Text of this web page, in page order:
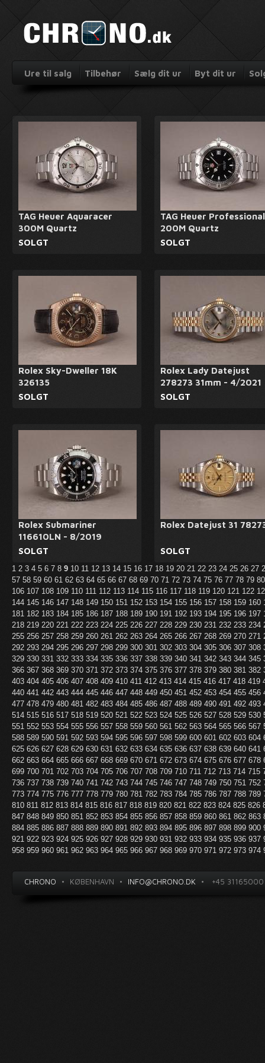
Ure til salg Tilbehør Sælg dit ur Byt dit ur
TAG Heuer Aquaracer
300M Quartz
SOLGT
TAG Heuer Professional
200M Quartz
SOLGT
Rolex Sky-Dweller 18K
326135
SOLGT
Rolex Lady Datejust
278273 31mm - 4/2021
SOLGT
Rolex Submariner
116610LN - 8/2019
SOLGT
Rolex Datejust 31
SOLGT
1 2 3 4 5 6 7 8 9 10 11 12 13 14 15 16 17 18 19 20 21 22 23 24 25 26 27
57 58 59 60 61 62 63 64 65 66 67 68 69 70 71 72 73 74 75 76 77 78 79
106 107 108 109 110 111 112 113 114 115 116 117 118 119 120 121 122
144 145 146 147 148 149 150 151 152 153 154 155 156 157 158 159 160
181 182 183 184 185 186 187 188 189 190 191 192 193 194 195 196 197
218 219 220 221 222 223 224 225 226 227 228 229 230 231 232 233 234
255 256 257 258 259 260 261 262 263 264 265 266 267 268 269 270 271
292 293 294 295 296 297 298 299 300 301 302 303 304 305 306 307 308
329 330 331 332 333 334 335 336 337 338 339 340 341 342 343 344 345
366 367 368 369 370 371 372 373 374 375 376 377 378 379 380 381 382
403 404 405 406 407 408 409 410 411 412 413 414 415 416 417 418 419
440 441 442 443 444 445 446 447 448 449 450 451 452 453 454 455 456
477 478 479 480 481 482 483 484 485 486 487 488 489 490 491 492 493
514 515 516 517 518 519 520 521 522 523 524 525 526 527 528 529 530
551 552 553 554 555 556 557 558 559 560 561 562 563 564 565 566 567
588 589 590 591 592 593 594 595 596 597 598 599 600 601 602 603 604
625 626 627 628 629 630 631 632 633 634 635 636 637 638 639 640 641
662 663 664 665 666 667 668 669 670 671 672 673 674 675 676 677 678
699 700 701 702 703 704 705 706 707 708 709 710 711 712 713 714 715
736 737 738 739 740 741 742 743 744 745 746 747 748 749 750 751 752
773 774 775 776 777 778 779 780 781 782 783 784 785 786 787 788 789
810 811 812 813 814 815 816 817 818 819 820 821 822 823 824 825 826
847 848 849 850 851 852 853 854 855 856 857 858 859 860 861 862 863
884 885 886 887 888 889 890 891 892 893 894 895 896 897 898 899 900
921 922 923 924 925 926 927 928 929 930 931 932 933 934 935 936 937
958 959 960 961 962 963 964 965 966 967 968 969 970 971 972 973 974
CHRONO • KØBENHAVN • INFO@CHRONO.DK • +45 31165000